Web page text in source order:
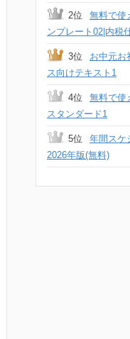
2位
無料で使
ンプレート02|内税
3位
お中元お
ス向けテキスト1
4位
無料で使
スタンダード1
5位
年間スケ
2026年版(無料)